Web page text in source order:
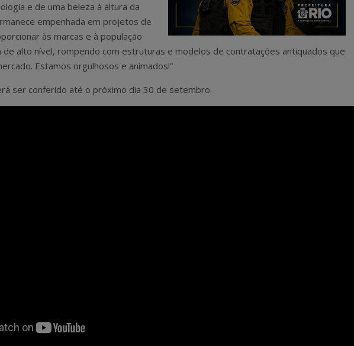
e de uma beleza à altura da
empenhada em projetos de
às marcas e à população
de alto nível, rompendo com estruturas e modelos de contratações antiquados que
Estamos orgulhosos e animados!”
ser conferido até o próximo dia 30 de setembro.